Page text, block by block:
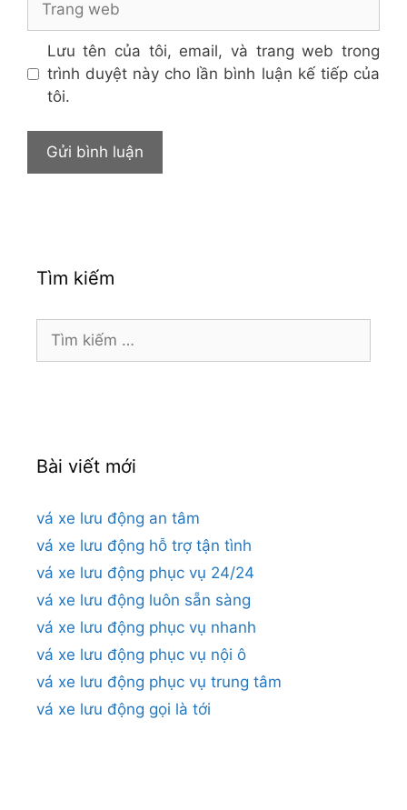
web
Lưu tên của tôi, email, và trang web trong
trình duyệt này cho lần bình luận kế tiếp của
tôi.
Tìm kiếm
Tìm
Bài viết mới
vá xe lưu động an tâm
vá xe lưu động hỗ trợ tận tình
vá xe lưu động phục vụ 24/24
vá xe lưu động luôn sẵn sàng
vá xe lưu động phục vụ nhanh
vá xe lưu động phục vụ nội ô
vá xe lưu động phục vụ trung tâm
vá xe lưu động gọi là tới